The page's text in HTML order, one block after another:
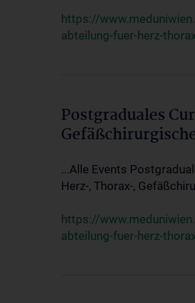
https://
abteilung-fuer-herz-
Postgraduales
...Alle Events
Herz-, Thorax-,
https://
abteilung-fuer-herz-